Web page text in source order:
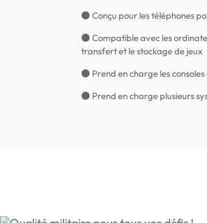
● Conçu pour les téléphones
● Compatible avec les
transfert et le stockage de jeux
● Prend en charge les
● Prend en charge plusieurs